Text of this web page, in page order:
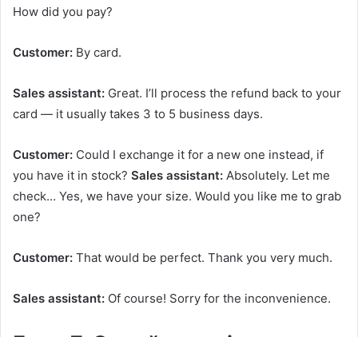
How did you pay?
Customer: By card.
Sales assistant: Great. I’ll process the refund back to your
card — it usually takes 3 to 5 business days.
Customer: Could I exchange it for a new one instead, if
you have it in stock? Sales assistant: Absolutely. Let me
check… Yes, we have your size. Would you like me to grab
one?
Customer: That would be perfect. Thank you very much.
Sales assistant: Of course! Sorry for the inconvenience.